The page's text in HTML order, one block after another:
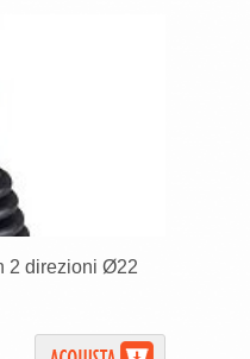
2 direzioni Ø22